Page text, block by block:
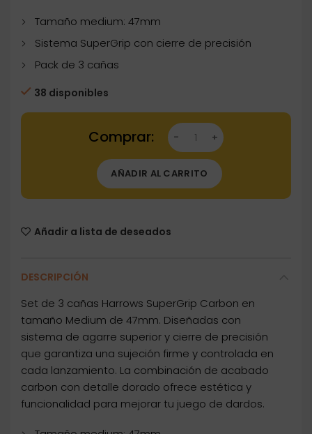
Tamaño medium: 47mm
Sistema SuperGrip con cierre de precisión
Pack de 3 cañas
38 disponibles
Dartstore Cañas Harrows Darts SuperGrip
AÑADIR AL CARRITO
Añadir a lista de deseados
DESCRIPCIÓN
Set de 3 cañas Harrows SuperGrip Carbon en
tamaño Medium de 47mm. Diseñadas con
sistema de agarre superior y cierre de precisión
que garantiza una sujeción firme y controlada en
cada lanzamiento. La combinación de acabado
carbon con detalle dorado ofrece estética y
funcionalidad para mejorar tu juego de dardos.